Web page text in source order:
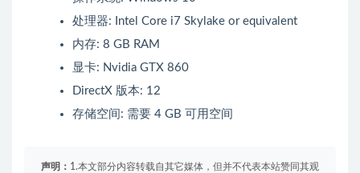
处理器: Intel Core i7 Skylake or equivalent
内存: 8 GB RAM
显卡: Nvidia GTX 860
DirectX 版本: 12
存储空间: 需要 4 GB 可用空间
声明： 1.本文部分内容转载自其它媒体，但并不代表本站赞同其观